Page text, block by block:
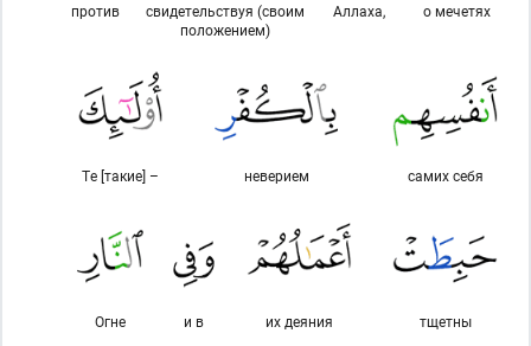
о мечетях
Аллаха,
свидетельствуя (своим
положением)
против
самих себя
неверием
Те [такие] –
тщетны
их деяния
и в
Огне